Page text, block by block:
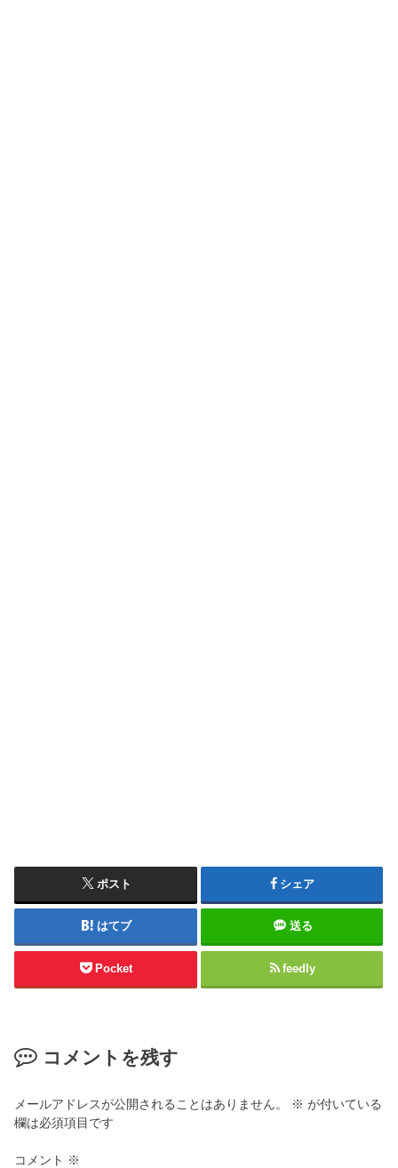
ポスト シェア
はてブ 送る
Pocket feedly
コメントを残す
メールアドレスが公開されることはありません。 ※ が付いている
欄は必須項目です
コメント ※